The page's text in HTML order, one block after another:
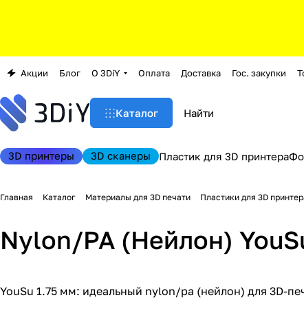
Акции Блог О 3DiY Оплата Доставка Гос. закупки
Каталог
3D принтеры 3D сканеры Пластик для 3D принтера
Главная Каталог Материалы для 3D печати Пластики для 3D
Nylon/PA (Нейлон)
YouSu 1.75 мм: идеальный nylon/pa (нейлон) для 3D-